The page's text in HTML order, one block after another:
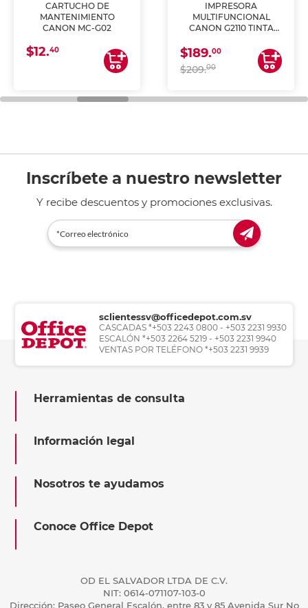
CARTUCHO DE
MANTENIMIENTO
CANON MC-G02
$12.40
IMPRESORA
MULTIFUNCIONAL
CANON G2110 TINTA
$189.00
$209.00
Inscríbete a nuestro newsletter
Y recibe descuentos y promociones exclusivas.
sclientessv@officedepot.com.sv
CASCADAS *+503 2243 0800 - +503 2231 9930
ESCALÓN *+503 2264 5219 - +503 2231 9940
VENTAS POR TELÉFONO *+503 2231 9939
Herramientas de consulta
Información legal
Nosotros te ayudamos
Conoce Office Depot
OD EL SALVADOR LTDA DE C.V.
NIT: 0614-071107-103-0
Dirección: Paseo General Escalón, entre 83 y 85 Avenida Sur No